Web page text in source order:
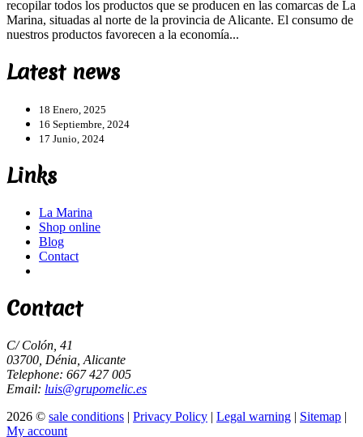
recopilar todos los productos que se producen en las comarcas de La
Marina, situadas al norte de la provincia de Alicante. El consumo de
nuestros productos favorecen a la economía...
Latest news
18 Enero, 2025
16 Septiembre, 2024
17 Junio, 2024
Links
La Marina
Shop online
Blog
Contact
Contact
C/ Colón, 41
03700, Dénia, Alicante
Telephone: 667 427 005
Email: luis@grupomelic.es
2026 © sale conditions | Privacy Policy | Legal warning | Sitemap |
My account